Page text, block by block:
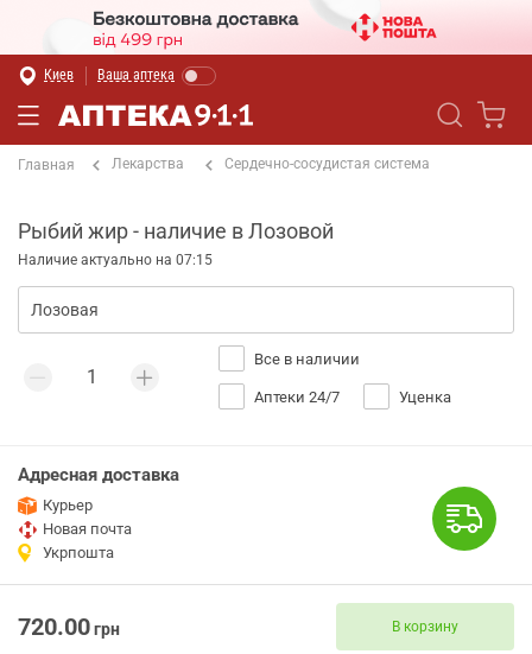
Киев Ваша аптека
Главная Лекарства Сердечно-сосудистая система
Рыбий жир - наличие в Лозовой
Наличие актуально на 07:15
Все в наличии
Аптеки 24/7 Уценка
Адресная доставка
Курьер
Новая почта
Укрпошта
720.00грн В корзину